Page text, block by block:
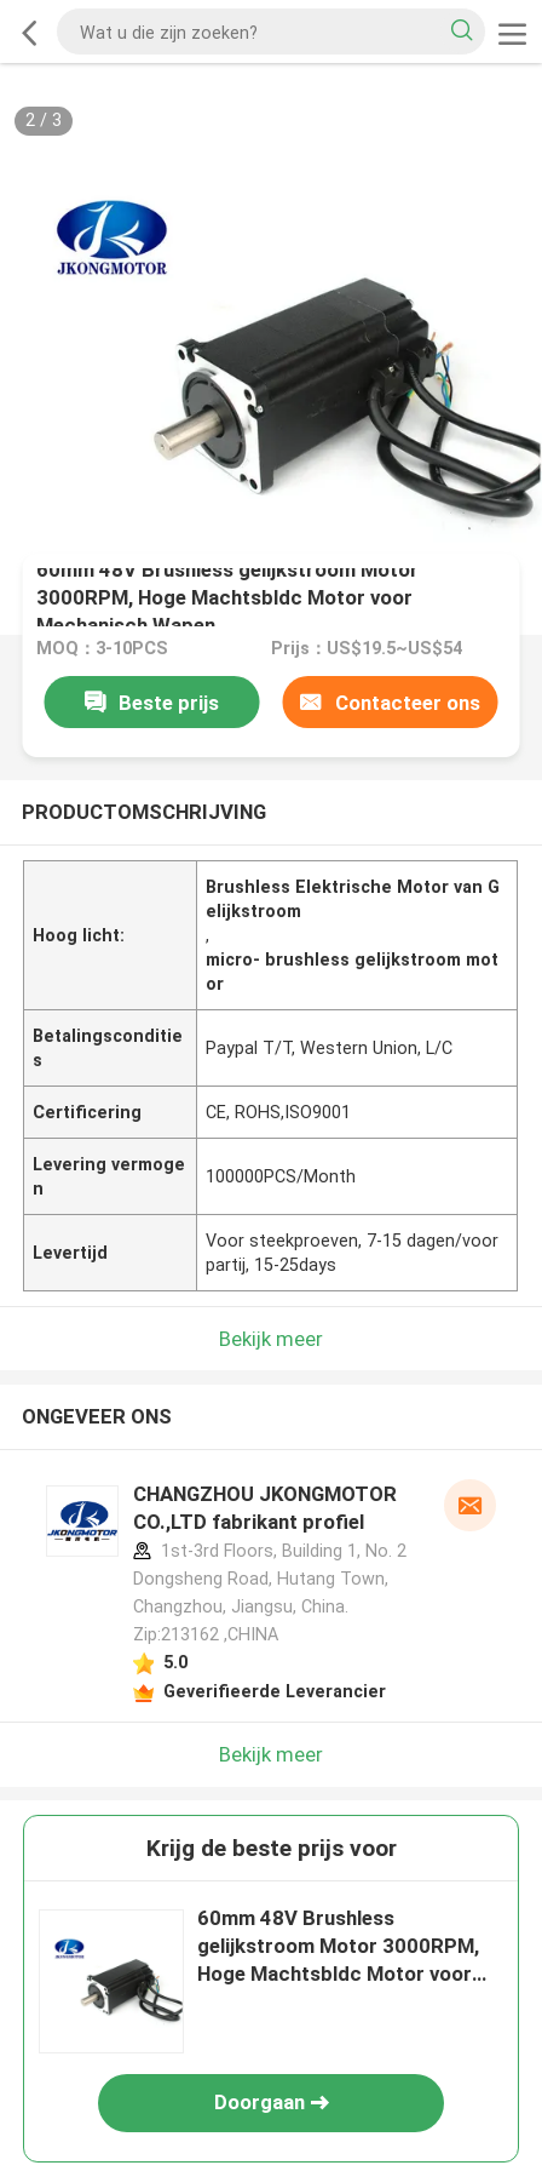
2/ 3
60mm 48V Brushless gelijkstroom Motor
3000RPM, Hoge Machtsbldc Motor voor
Mechanisch Wapen
MOQ：3-10PCS Prijs：US$19.5~US$54
Beste prijs Contacteer ons
PRODUCTOMSCHRIJVING
Hoog licht:
Brushless Elektrische Motor van G
elijkstroom
,
micro- brushless gelijkstroom mot
or
Betalingsconditie
s
Paypal T/T, Western Union, L/C
Certificering CE, ROHS,ISO9001
Levering vermoge
n
100000PCS/Month
Levertijd
Voor steekproeven, 7-15 dagen/voor
partij, 15-25days
Bekijk meer
ONGEVEER ONS
CHANGZHOU JKONGMOTOR
CO.,LTD fabrikant profiel
1st-3rd Floors, Building 1, No. 2
Dongsheng Road, Hutang Town,
Changzhou, Jiangsu, China.
Zip:213162 ,CHINA
5.0
Geverifieerde Leverancier
Bekijk meer
Krijg de beste prijs voor
60mm 48V Brushless
gelijkstroom Motor 3000RPM,
Hoge Machtsbldc Motor voor
Doorgaan